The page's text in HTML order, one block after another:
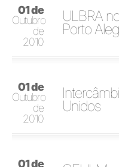
01 de
Outubro
de
2010
ULBRA
Porto
01 de
Outubro
de
2010
Unidos
01 de